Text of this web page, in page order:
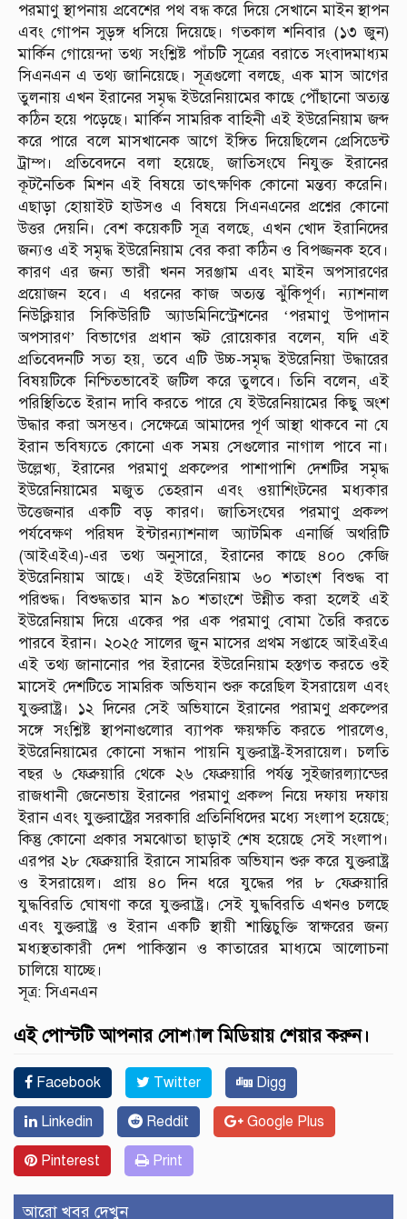
পরমাণু স্থাপনায় প্রবেশের পথ বন্ধ করে দিয়ে সেখানে মাইন স্থাপন
এবং গোপন সুড়ঙ্গ ধসিয়ে দিয়েছে। গতকাল শনিবার (১৩ জুন)
মার্কিন গোয়েন্দা তথ্য সংশ্লিষ্ট পাঁচটি সূত্রের বরাতে সংবাদমাধ্যম
সিএনএন এ তথ্য জানিয়েছে। সূত্রগুলো বলছে, এক মাস আগের
তুলনায় এখন ইরানের সমৃদ্ধ ইউরেনিয়ামের কাছে পৌঁছানো অত্যন্ত
কঠিন হয়ে পড়েছে। মার্কিন সামরিক বাহিনী এই ইউরেনিয়াম জব্দ
করে পারে বলে মাসখানেক আগে ইঙ্গিত দিয়েছিলেন প্রেসিডেন্ট
ট্রাম্প। প্রতিবেদনে বলা হয়েছে, জাতিসংঘে নিযুক্ত ইরানের
কূটনৈতিক মিশন এই বিষয়ে তাৎক্ষণিক কোনো মন্তব্য করেনি।
এছাড়া হোয়াইট হাউসও এ বিষয়ে সিএনএনের প্রশ্নের কোনো
উত্তর দেয়নি। বেশ কয়েকটি সূত্র বলছে, এখন খোদ ইরানিদের
জন্যও এই সমৃদ্ধ ইউরেনিয়াম বের করা কঠিন ও বিপজ্জনক হবে।
কারণ এর জন্য ভারী খনন সরঞ্জাম এবং মাইন অপসারণের
প্রয়োজন হবে। এ ধরনের কাজ অত্যন্ত ঝুঁকিপূর্ণ। ন্যাশনাল
নিউক্লিয়ার সিকিউরিটি অ্যাডমিনিস্ট্রেশনের ‘পরমাণু উপাদান
অপসারণ’ বিভাগের প্রধান স্কট রোয়েকার বলেন, যদি এই
প্রতিবেদনটি সত্য হয়, তবে এটি উচ্চ-সমৃদ্ধ ইউরেনিয়া উদ্ধারের
বিষয়টিকে নিশ্চিতভাবেই জটিল করে তুলবে। তিনি বলেন, এই
পরিস্থিতিতে ইরান দাবি করতে পারে যে ইউরেনিয়ামের কিছু অংশ
উদ্ধার করা অসম্ভব। সেক্ষেত্রে আমাদের পূর্ণ আস্থা থাকবে না যে
ইরান ভবিষ্যতে কোনো এক সময় সেগুলোর নাগাল পাবে না।
উল্লেখ্য, ইরানের পরমাণু প্রকল্পের পাশাপাশি দেশটির সমৃদ্ধ
ইউরেনিয়ামের মজুত তেহরান এবং ওয়াশিংটনের মধ্যকার
উত্তেজনার একটি বড় কারণ। জাতিসংঘের পরমাণু প্রকল্প
পর্যবেক্ষণ পরিষদ ইন্টারন্যাশনাল অ্যাটমিক এনার্জি অথরিটি
(আইএইএ)-এর তথ্য অনুসারে, ইরানের কাছে ৪০০ কেজি
ইউরেনিয়াম আছে। এই ইউরেনিয়াম ৬০ শতাংশ বিশুদ্ধ বা
পরিশুদ্ধ। বিশুদ্ধতার মান ৯০ শতাংশে উন্নীত করা হলেই এই
ইউরেনিয়াম দিয়ে একের পর এক পরমাণু বোমা তৈরি করতে
পারবে ইরান। ২০২৫ সালের জুন মাসের প্রথম সপ্তাহে আইএইএ
এই তথ্য জানানোর পর ইরানের ইউরেনিয়াম হস্তগত করতে ওই
মাসেই দেশটিতে সামরিক অভিযান শুরু করেছিল ইসরায়েল এবং
যুক্তরাষ্ট্র। ১২ দিনের সেই অভিযানে ইরানের পরামণু প্রকল্পের
সঙ্গে সংশ্লিষ্ট স্থাপনাগুলোর ব্যাপক ক্ষয়ক্ষতি করতে পারলেও,
ইউরেনিয়ামের কোনো সন্ধান পায়নি যুক্তরাষ্ট্র-ইসরায়েল। চলতি
বছর ৬ ফেব্রুয়ারি থেকে ২৬ ফেব্রুয়ারি পর্যন্ত সুইজারল্যান্ডের
রাজধানী জেনেভায় ইরানের পরমাণু প্রকল্প নিয়ে দফায় দফায়
ইরান এবং যুক্তরাষ্ট্রের সরকারি প্রতিনিধিদের মধ্যে সংলাপ হয়েছে;
কিন্তু কোনো প্রকার সমঝোতা ছাড়াই শেষ হয়েছে সেই সংলাপ।
এরপর ২৮ ফেব্রুয়ারি ইরানে সামরিক অভিযান শুরু করে যুক্তরাষ্ট্র
ও ইসরায়েল। প্রায় ৪০ দিন ধরে যুদ্ধের পর ৮ ফেব্রুয়ারি
যুদ্ধবিরতি ঘোষণা করে যুক্তরাষ্ট্র। সেই যুদ্ধবিরতি এখনও চলছে
এবং যুক্তরাষ্ট্র ও ইরান একটি স্থায়ী শান্তিচুক্তি স্বাক্ষরের জন্য
মধ্যস্থতাকারী দেশ পাকিস্তান ও কাতারের মাধ্যমে আলোচনা
চালিয়ে যাচ্ছে।
সূত্র: সিএনএন
এই পোস্টটি আপনার সোশ্যাল মিডিয়ায় শেয়ার করুন।
Facebook Twitter Digg
Linkedin Reddit Google Plus
Pinterest Print
আরো খবর দেখুন